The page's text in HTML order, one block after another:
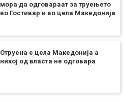
мора да одговараат за труењето
во Гостивар и во цела Македонија
Отруена е цела Македонија а
никој од власта не одговара